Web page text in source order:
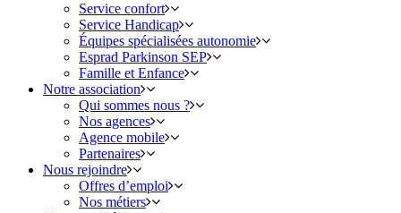
Service confort
Service Handicap
Équipes spécialisées autonomie
Esprad Parkinson SEP
Famille et Enfance
Notre association
Qui sommes nous ?
Nos agences
Agence mobile
Partenaires
Nous rejoindre
Offres d’emploi
Nos métiers